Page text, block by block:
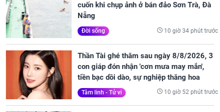
cuốn khi chụp ảnh ở bán đảo Sơn Trà, Đà
Nẵng
Đời sống 10 giờ 34 phút trước
Thần Tài ghé thăm sau ngày 8/8/2026, 3
con giáp đón nhận 'cơn mưa may mắn',
tiền bạc dồi dào, sự nghiệp thăng hoa
Tâm linh - Tử vi 10 giờ 52 phút trước